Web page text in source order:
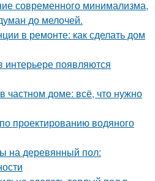
современного минимализма,
до мелочей.
в ремонте: как сделать дом
интерьере появляются
частном доме: всё, что нужно
проектированию водяного
на деревянный пол: